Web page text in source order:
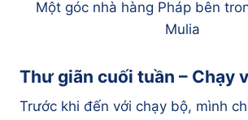
Một góc nhà hàng Pháp bên
Mulia
Thư giãn cuối tuần – Chạy
Trước khi đến với chạy bộ, mình